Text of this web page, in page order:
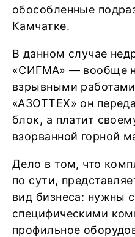
обособленные
Камчатке.
В данном случае
«СИГМА» ― вообще
взрывными
«АЗОТТЕХ» он
блок, а платит
взорванной горной
Дело в том, что
по сути,
вид бизнеса: нужны
специфическими
профильное